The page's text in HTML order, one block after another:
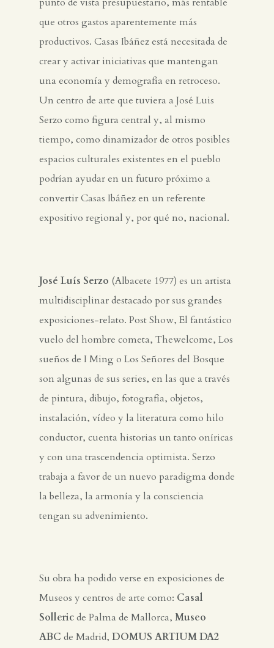
punto de vista presupuestario, más rentable
que otros gastos aparentemente más
productivos. Casas Ibáñez está necesitada de
crear y activar iniciativas que mantengan
una economía y demografía en retroceso.
Un centro de arte que tuviera a José Luis
Serzo como figura central y, al mismo
tiempo, como dinamizador de otros posibles
espacios culturales existentes en el pueblo
podrían ayudar en un futuro próximo a
convertir Casas Ibáñez en un referente
expositivo regional y, por qué no, nacional.
José Luís Serzo (Albacete 1977) es un artista
multidisciplinar destacado por sus grandes
exposiciones-relato. Post Show, El fantástico
vuelo del hombre cometa, Thewelcome, Los
sueños de I Ming o Los Señores del Bosque
son algunas de sus series, en las que a través
de pintura, dibujo, fotografía, objetos,
instalación, vídeo y la literatura como hilo
conductor, cuenta historias un tanto oníricas
y con una trascendencia optimista. Serzo
trabaja a favor de un nuevo paradigma donde
la belleza, la armonía y la consciencia
tengan su advenimiento.
Su obra ha podido verse en exposiciones de
Museos y centros de arte como: Casal
Sollericde Palma de Mallorca, Museo
ABC de Madrid, DOMUS ARTIUM DA2